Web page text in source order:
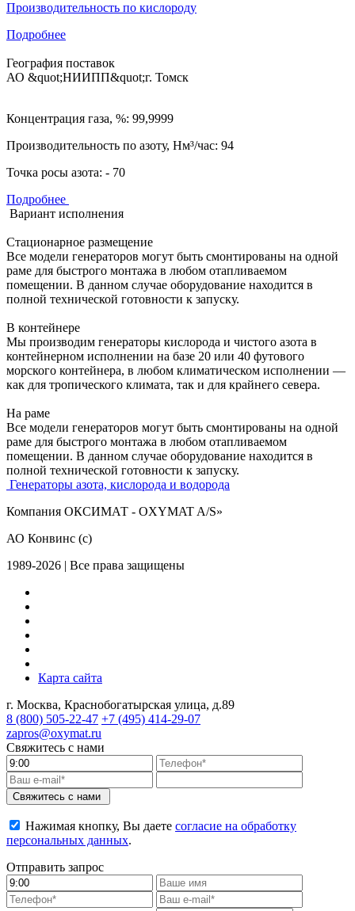
Производительность по кислороду
Подробнее
География поставок
АО &quot;НИИПП&quot;г. Томск
Концентрация газа, %: 99,9999
Производительность по азоту, Нм³/час: 94
Точка росы азота: - 70
Подробнее
Вариант исполнения
Стационарное размещение
Все модели генераторов могут быть смонтированы на одной
раме для быстрого монтажа в любом отапливаемом
помещении. В данном случае оборудование находится в
полной технической готовности к запуску.
В контейнере
Мы производим генераторы кислорода и чистого азота в
контейнерном исполнении на базе 20 или 40 футового
морского контейнера, в любом климатическом исполнении —
как для тропического климата, так и для крайнего севера.
На раме
Все модели генераторов могут быть смонтированы на одной
раме для быстрого монтажа в любом отапливаемом
помещении. В данном случае оборудование находится в
полной технической готовности к запуску.
Генераторы азота, кислорода и водорода
Компания ОКСИМАТ - OXYMAT A/S»
АО Конвинс (с)
1989-2026 | Все права защищены
Карта сайта
г. Москва, Краснобогатырская улица, д.89
8 (800) 505-22-47 +7 (495) 414-29-07
zapros@oxymat.ru
Свяжитесь с нами
Свяжитесь с нами
Нажимая кнопку, Вы даете согласие на обработку
персональных данных.
Отправить запрос